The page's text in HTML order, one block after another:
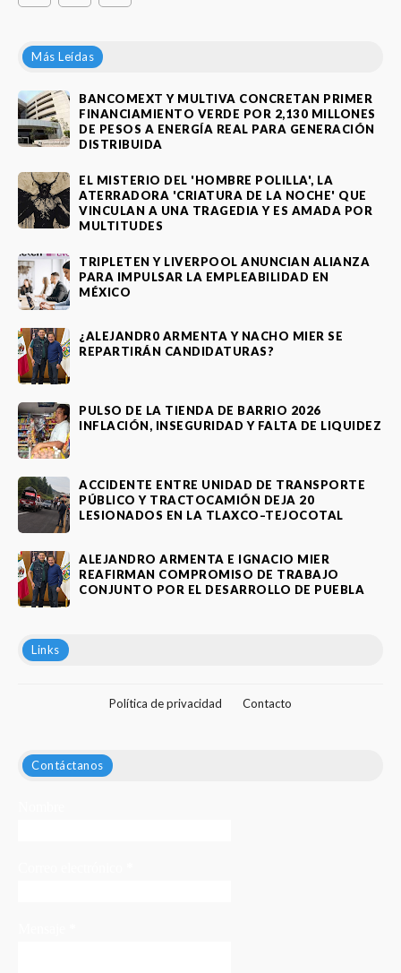
Más Leídas
BANCOMEXT Y MULTIVA CONCRETAN PRIMER
FINANCIAMIENTO VERDE POR 2,130 MILLONES
DE PESOS A ENERGÍA REAL PARA GENERACIÓN
DISTRIBUIDA
EL MISTERIO DEL 'HOMBRE POLILLA', LA
ATERRADORA 'CRIATURA DE LA NOCHE' QUE
VINCULAN A UNA TRAGEDIA Y ES AMADA POR
MULTITUDES
TRIPLETEN Y LIVERPOOL ANUNCIAN ALIANZA
PARA IMPULSAR LA EMPLEABILIDAD EN
MÉXICO
¿ALEJANDR0 ARMENTA Y NACHO MIER SE
REPARTIRÁN CANDIDATURAS?
PULSO DE LA TIENDA DE BARRIO 2026
INFLACIÓN, INSEGURIDAD Y FALTA DE LIQUIDEZ
ACCIDENTE ENTRE UNIDAD DE TRANSPORTE
PÚBLICO Y TRACTOCAMIÓN DEJA 20
LESIONADOS EN LA TLAXCO–TEJOCOTAL
ALEJANDRO ARMENTA E IGNACIO MIER
REAFIRMAN COMPROMISO DE TRABAJO
CONJUNTO POR EL DESARROLLO DE PUEBLA
Links
Política de privacidad Contacto
Contáctanos